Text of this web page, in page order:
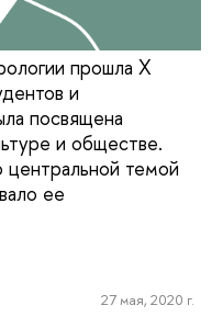
прошла X
и
посвящена
и обществе.
темой
ее
27 мая, 2020 г.